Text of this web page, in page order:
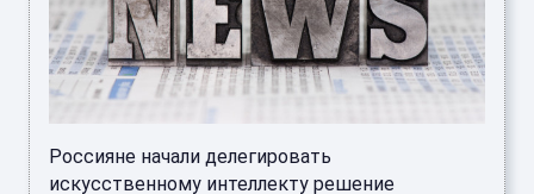
Россияне начали делегировать
искусственному интеллекту решение